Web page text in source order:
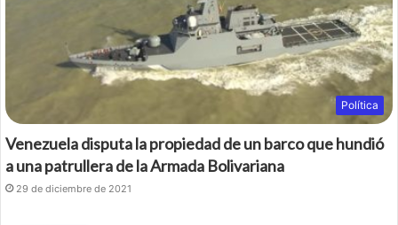
k
Política
Venezuela disputa la propiedad de un barco que hundió
a una patrullera de la Armada Bolivariana
29 de diciembre de 2021